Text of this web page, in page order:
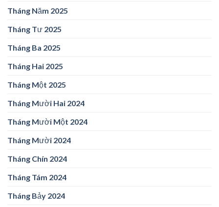
Tháng Năm 2025
Tháng Tư 2025
Tháng Ba 2025
Tháng Hai 2025
Tháng Một 2025
Tháng Mười Hai 2024
Tháng Mười Một 2024
Tháng Mười 2024
Tháng Chín 2024
Tháng Tám 2024
Tháng Bảy 2024